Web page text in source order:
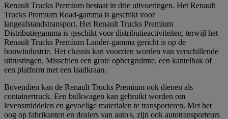
Renault Trucks Premium bestaat in drie uitvoeringen. Het Renault
Trucks Premium Road-gamma is geschikt voor
langeafstandstransport. Het Renault Trucks Premium
Distributiegamma is geschikt voor distributieactiviteiten, terwijl het
Renault Trucks Premium Lander-gamma gericht is op de
bouwindustrie. Het chassis kan voorzien worden van verschillende
uitrustingen. Misschien een grote opbergruimte, een kantelbak of
een platform met een laadkraan.
Bovendien kan de Renault Trucks Premium ook dienen als
containertruck. Een bulkwagen kan gebruikt worden om
levensmiddelen en gevoelige materialen te transporteren. Met het
oog op fabrikanten en dealers van auto's, zijn ook autotransporteurs